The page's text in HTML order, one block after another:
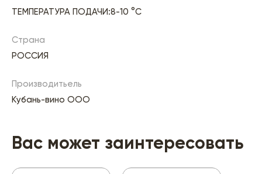
ТЕМПЕРАТУРА ПОДАЧИ:8-10 °C
Страна
РОССИЯ
Производитьель
Кубань-вино ООО
Вас может заинтересовать